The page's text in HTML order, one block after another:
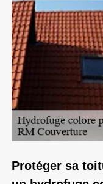
Protéger sa